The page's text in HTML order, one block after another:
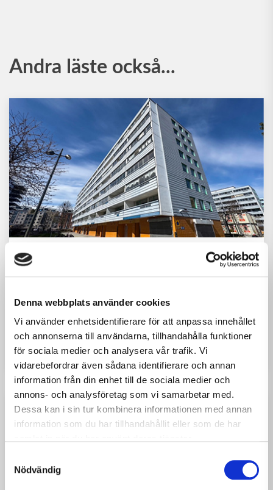
Denna webbplats använder cookies
Vi använder enhetsidentifierare för att anpassa innehållet
och annonserna till användarna, tillhandahålla funktioner
för sociala medier och analysera vår trafik. Vi
vidarebefordrar även sådana identifierare och annan
information från din enhet till de sociala medier och
annons- och analysföretag som vi samarbetar med.
Dessa kan i sin tur kombinera informationen med annan
information som du har tillhandahållit eller som de har
Nödvändig
Andra läste också...
Nytt avrop på Dragonvägen –
M3 Bygg fortsätter
samarbetet med Väsbyhem